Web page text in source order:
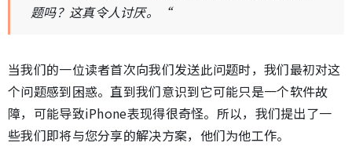
题吗？这真令人讨厌。“
当我们的一位读者首次向我们发送此问题时，我们最初对这
个问题感到困惑。直到我们意识到它可能只是一个软件故
障，可能导致iPhone表现得很奇怪。所以，我们提出了一
些我们即将与您分享的解决方案，他们为他工作。